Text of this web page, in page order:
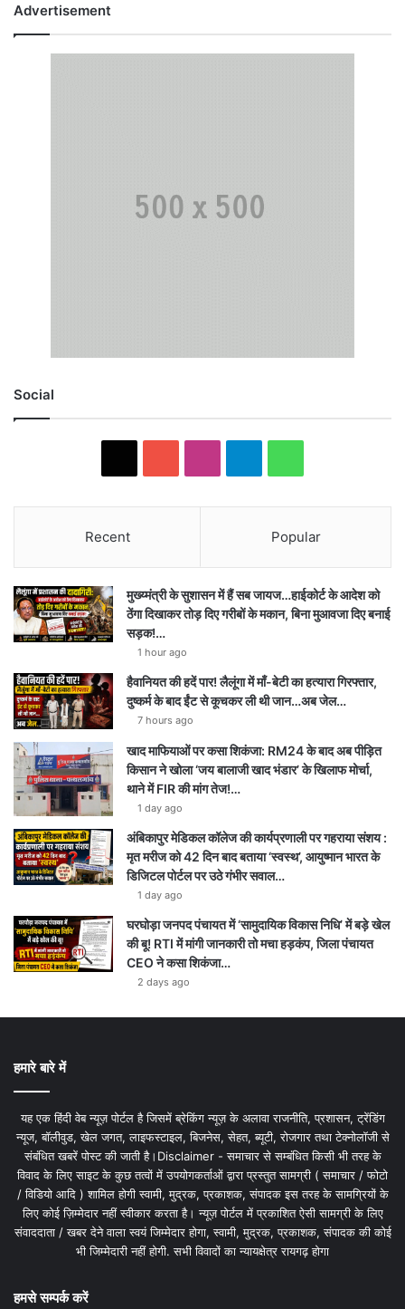
Advertisement
Social
Recent Popular
मुख्य्मंत्री के सुशासन में हैं सब जायज…हाईकोर्ट के आदेश को
ठेंगा दिखाकर तोड़ दिए गरीबों के मकान, बिना मुआवजा दिए बनाई
सड़क!…
1 hour ago
हैवानियत की हदें पार! लैलूंगा में माँ-बेटी का हत्यारा गिरफ्तार,
दुष्कर्म के बाद ईंट से कूचकर ली थी जान…अब जेल…
7 hours ago
खाद माफियाओं पर कसा शिकंजा: RM24 के बाद अब पीड़ित
किसान ने खोला ‘जय बालाजी खाद भंडार’ के खिलाफ मोर्चा,
थाने में FIR की मांग तेज!…
1 day ago
अंबिकापुर मेडिकल कॉलेज की कार्यप्रणाली पर गहराया संशय :
मृत मरीज को 42 दिन बाद बताया ‘स्वस्थ’, आयुष्मान भारत के
डिजिटल पोर्टल पर उठे गंभीर सवाल…
1 day ago
घरघोड़ा जनपद पंचायत में ‘सामुदायिक विकास निधि’ में बड़े खेल
की बू! RTI में मांगी जानकारी तो मचा हड़कंप, जिला पंचायत
CEO ने कसा शिकंजा…
2 days ago
हमारे बारे में
यह एक हिंदी वेब न्यूज़ पोर्टल है जिसमें ब्रेकिंग न्यूज़ के अलावा राजनीति, प्रशासन, ट्रेंडिंग
न्यूज, बॉलीवुड, खेल जगत, लाइफस्टाइल, बिजनेस, सेहत, ब्यूटी, रोजगार तथा टेक्नोलॉजी से
संबंधित खबरें पोस्ट की जाती है।Disclaimer - समाचार से सम्बंधित किसी भी तरह के
विवाद के लिए साइट के कुछ तत्वों में उपयोगकर्ताओं द्वारा प्रस्तुत सामग्री ( समाचार / फोटो
/ विडियो आदि ) शामिल होगी स्वामी, मुद्रक, प्रकाशक, संपादक इस तरह के सामग्रियों के
लिए कोई ज़िम्मेदार नहीं स्वीकार करता है। न्यूज़ पोर्टल में प्रकाशित ऐसी सामग्री के लिए
संवाददाता / खबर देने वाला स्वयं जिम्मेदार होगा, स्वामी, मुद्रक, प्रकाशक, संपादक की कोई
भी जिम्मेदारी नहीं होगी. सभी विवादों का न्यायक्षेत्र रायगढ़ होगा
हमसे सम्पर्क करें